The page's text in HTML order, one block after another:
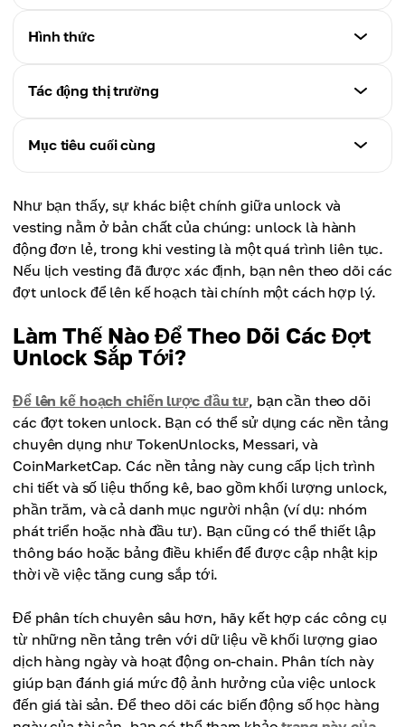
khóa trở nên khả dụng.
Vesting
quan.
Token unlock
Vesting
hoặc kết quả đạt được.
Hình thức
Token unlock
Vesting
Tác động thị trường
Token unlock
Có thể gây dư cung.
Vesting
Điều tiết nguồn cung bằng cách trải dài quá trình
unlock.
Mục tiêu cuối cùng
Ngăn chặn bán tháo ngay lập tức, giữ giá ổn định.
Vesting
Cân bằng lợi ích trong dài hạn.
Như bạn thấy, sự khác biệt chính giữa unlock và
vesting nằm ở bản chất của chúng: unlock là hành
động đơn lẻ, trong khi vesting là một quá trình liên tục.
Nếu lịch vesting đã được xác định, bạn nên theo dõi các
đợt unlock để lên kế hoạch tài chính một cách hợp lý.
Làm Thế Nào Để Theo Dõi Các Đợt
Unlock Sắp Tới?
Để lên kế hoạch chiến lược đầu tư, bạn cần theo dõi
các đợt token unlock. Bạn có thể sử dụng các nền tảng
chuyên dụng như TokenUnlocks, Messari, và
CoinMarketCap. Các nền tảng này cung cấp lịch trình
chi tiết và số liệu thống kê, bao gồm khối lượng unlock,
phần trăm, và cả danh mục người nhận (ví dụ: nhóm
phát triển hoặc nhà đầu tư). Bạn cũng có thể thiết lập
thông báo hoặc bảng điều khiển để được cập nhật kịp
thời về việc tăng cung sắp tới.
Để phân tích chuyên sâu hơn, hãy kết hợp các công cụ
từ những nền tảng trên với dữ liệu về khối lượng giao
dịch hàng ngày và hoạt động on-chain. Phân tích này
giúp bạn đánh giá mức độ ảnh hưởng của việc unlock
đến giá tài sản. Để theo dõi các biến động số học hàng